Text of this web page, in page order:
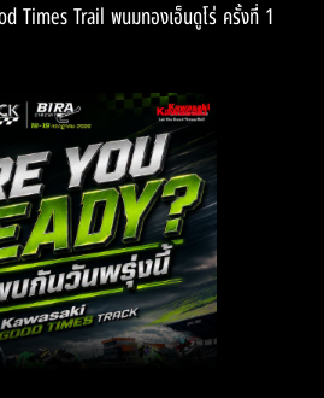
Times Trail พนมทองเอ็นดูโร่ ครั้งที่ 1